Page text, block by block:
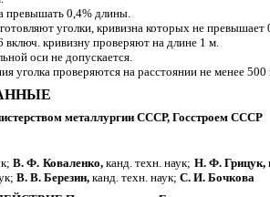
превышать 0,4% длины.
уголки, кривизна которых не превышает
кривизну проверяют на длине 1 м.
оси не допускается.
уголка проверяются на расстоянии не менее
металлургии СССР, Госстроем СССР
В. Ф. Коваленко,канд. техн. наук; Н. Ф. Грицук,
В. В. Березин,канд. техн. наук; С. И. Бочкова